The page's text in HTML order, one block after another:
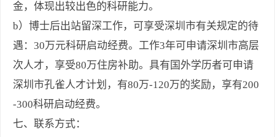
金，体现出较出色的科研能力。
b）博士后出站留深工作，可享受深圳市有关规定的待
遇：30万元科研启动经费。工作3年可申请深圳市高层
次人才，享受80万住房补助。具有国外学历者可申请
深圳市孔雀人才计划，有80万-120万的奖励，享有200
-300科研启动经费。
七、联系方式：